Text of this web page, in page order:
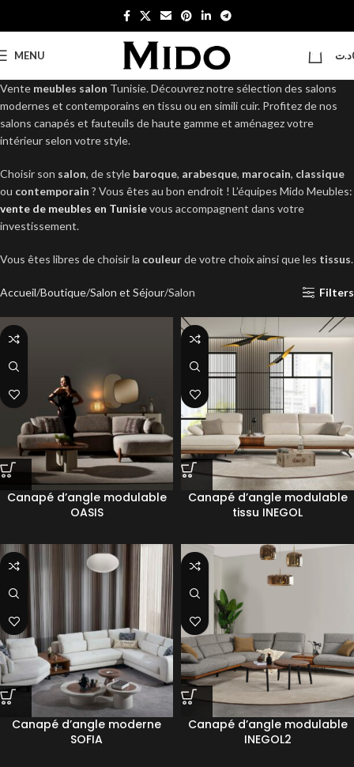
MENU د.ت
Vente meubles salon Tunisie. Découvrez notre sélection des salons
modernes et contemporains en tissu ou en simili cuir. Profitez de nos
salons canapés et fauteuils de haute gamme et aménagez votre
intérieur selon votre style.
Choisir son salon, de style baroque, arabesque, marocain, classique
ou contemporain ? Vous êtes au bon endroit ! L’équipes Mido Meubles:
vente de meubles en Tunisievous accompagnent dans votre
investissement.
Vous êtes libres de choisir la couleurde votre choix ainsi que les tissus.
Accueil Boutique Salon et Séjour Salon Filters
Canapé d’angle modulable
OASIS
Canapé d’angle modulable
tissu INEGOL
Canapé d’angle moderne
SOFIA
Canapé d’angle modulable
INEGOL2